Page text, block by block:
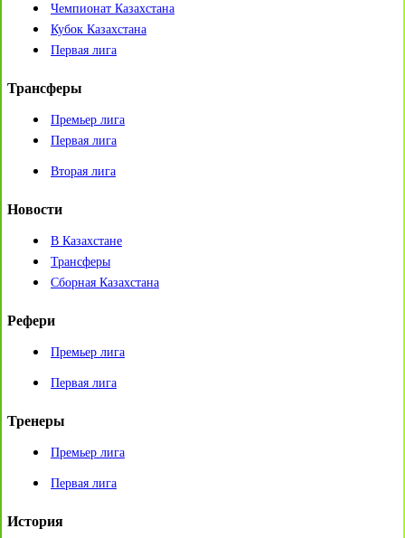
Чемпионат Казахстана
Кубок Казахстана
Первая лига
Трансферы
Премьер лига
Первая лига
Вторая лига
Новости
В Казахстане
Трансферы
Сборная Казахстана
Рефери
Премьер лига
Первая лига
Тренеры
Премьер лига
Первая лига
История